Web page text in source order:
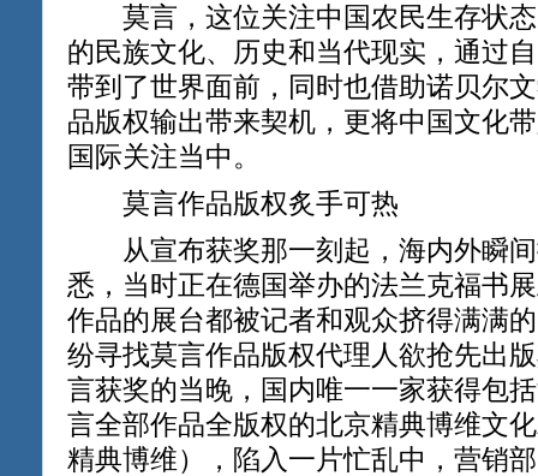
莫言，这位关注中国农民生存状态
的民族文化、历史和当代现实，通过
带到了世界面前，同时也借助诺贝尔
品版权输出带来契机，更将中国文化
国际关注当中。
莫言作品版权炙手可热
从宣布获奖那一刻起，海内外瞬间
悉，当时正在德国举办的法兰克福书
作品的展台都被记者和观众挤得满满
纷寻找莫言作品版权代理人欲抢先出
言获奖的当晚，国内唯一一家获得包
言全部作品全版权的北京精典博维文
精典博维），陷入一片忙乱中，营销